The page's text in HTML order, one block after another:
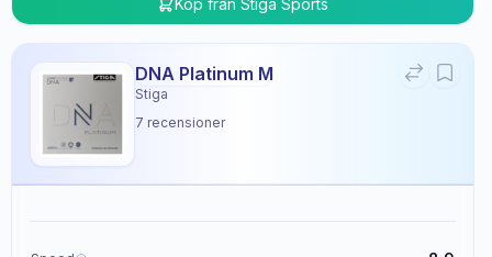
Köp från Stiga Sports
DNA Platinum M
Stiga
7 recensioner